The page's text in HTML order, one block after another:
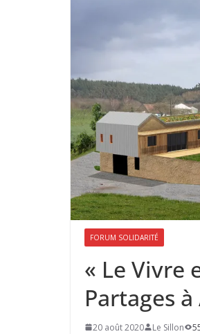
FORUM SOLIDARITÉ
« Le Vivre
Partages
20 août 2020 Le Sillon